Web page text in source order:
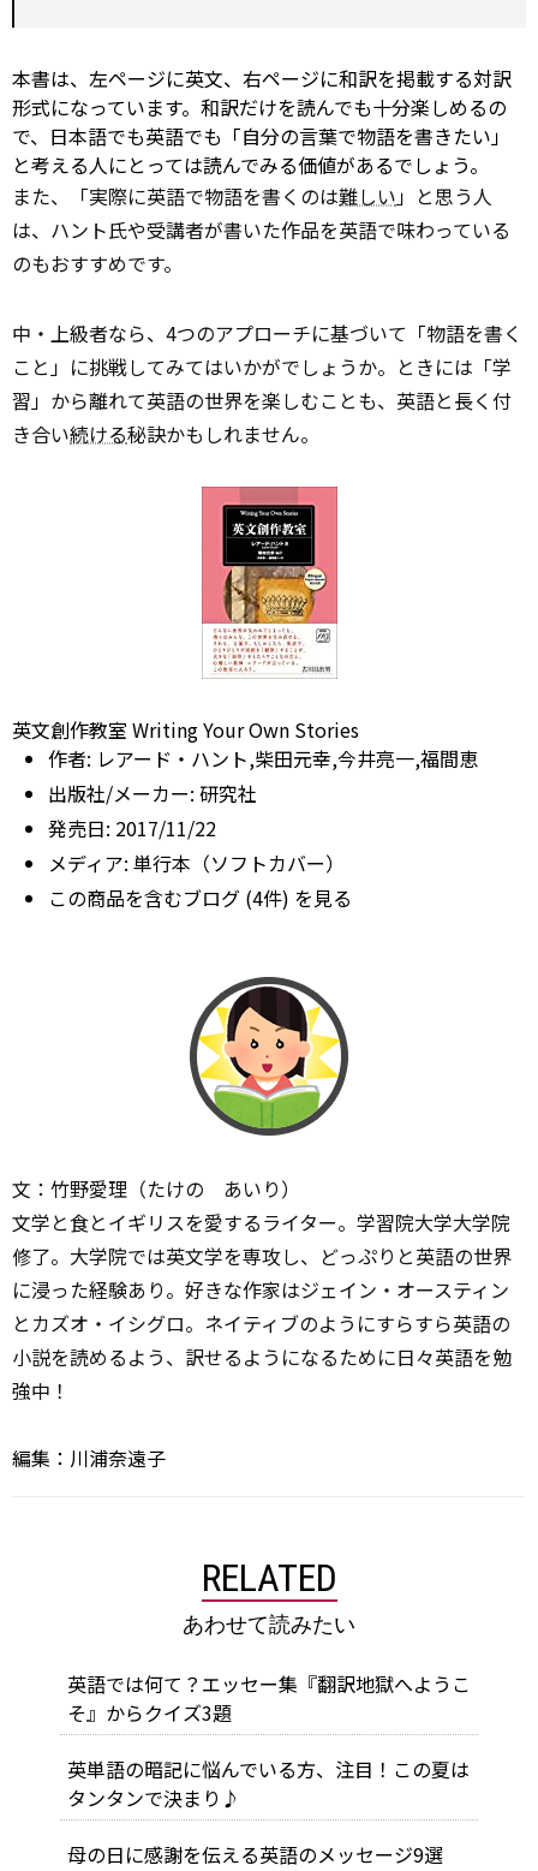
本書は、左ページに英文、右ページに和訳を掲載する対訳
形式になっています。和訳だけを読んでも十分楽しめるの
で、日本語でも英語でも「自分の言葉で物語を書きたい」
と考える人にとっては読んでみる価値があるでしょう。
また、「実際に英語で物語を書くのは難しい 」と思う人
は、ハント氏や受講者が書いた作品を英語で味わっている
のもおすすめです。
中・上級者なら、4つのアプローチに基づいて「物語を書く
こと」に挑戦してみてはいかがでしょうか。ときには「学
習」から離れて英語の世界を楽しむことも、英語と長く付
き合い続ける秘訣かもしれません。
英文創作教室 Writing Your Own Stories
作者: レアード・ハント,柴田元幸,今井亮一,福間恵
出版社/メーカー: 研究社
発売日: 2017/11/22
メディア: 単行本（ソフトカバー）
この商品を含むブログ (4件) を見る
文：竹野愛理（たけの あいり）
文学と食とイギリスを愛するライター。学習院大学大学院
修了。大学院では英文学を専攻し、どっぷりと英語の世界
に浸った経験あり。好きな作家はジェイン・オースティン
とカズオ・イシグロ。ネイティブのようにすらすら英語の
小説を読めるよう、訳せるようになるために日々英語を勉
強中！
編集：川浦奈遠子
RELATED
あわせて読みたい
英語では何て？エッセー集『翻訳地獄へようこ
そ』からクイズ3題
英単語の暗記に悩んでいる方、注目！この夏は
タンタンで決まり♪
母の日に感謝を伝える英語のメッセージ9選